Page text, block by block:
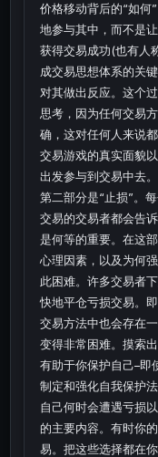
价格移动背后的“如何
地参与其中，而不是
获得交易成功(也有人
成交易思想体系的关
对其做出反应。这个
思考，因为任何交易
确，这对任何人来说
交易游戏的真实面貌
出发参与到交易中去。
第二部分是“止损”。
交易的交易者都会告
是何等的重要。在这
心理因素，以及为何
此困难。许多交易者
快地平仓亏损交易。
交易方法中也会存在
变得非常困难。摸索
有助于你保护自己–即
制定和强化自我保护
自己何时会遭遇亏损
的主要内容。有时你
易。把这些选择都在